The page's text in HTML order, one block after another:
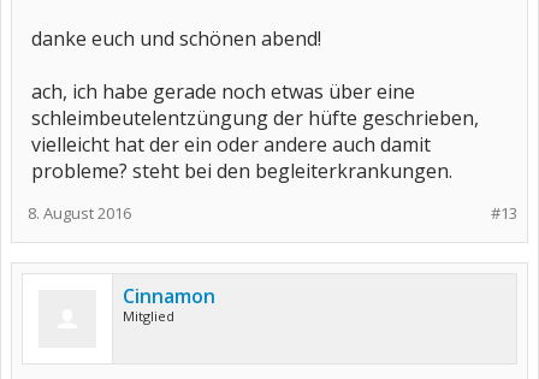
danke euch und schönen abend!
ach, ich habe gerade noch etwas über eine
schleimbeutelentzüngung der hüfte geschrieben,
vielleicht hat der ein oder andere auch damit
probleme? steht bei den begleiterkrankungen.
#13
8. August 2016
Cinnamon
Mitglied